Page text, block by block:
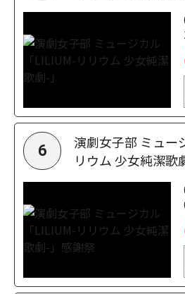
6
演劇女子部 ミュー
リウム 少女純潔歌